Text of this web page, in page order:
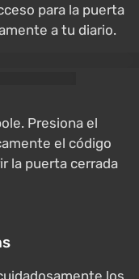
para la puerta
a tu diario.
Presiona el
el código
la puerta cerrada
los